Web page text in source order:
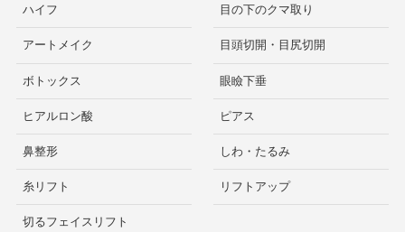
ハイフ
アートメイク
ボトックス
ヒアルロン酸
鼻整形
糸リフト
切るフェイスリフト
目の下のクマ取り
目頭切開・目尻切開
眼瞼下垂
ピアス
しわ・たるみ
リフトアップ